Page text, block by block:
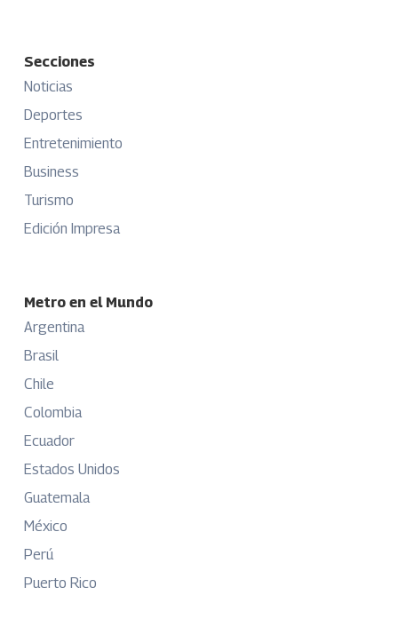
Secciones
Noticias
Deportes
Entretenimiento
Business
Turismo
Edición Impresa
Metro en el Mundo
Argentina
Brasil
Chile
Colombia
Ecuador
Estados Unidos
Guatemala
México
Perú
Puerto Rico